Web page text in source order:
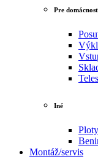
Pre
Iné
Montáž/servis